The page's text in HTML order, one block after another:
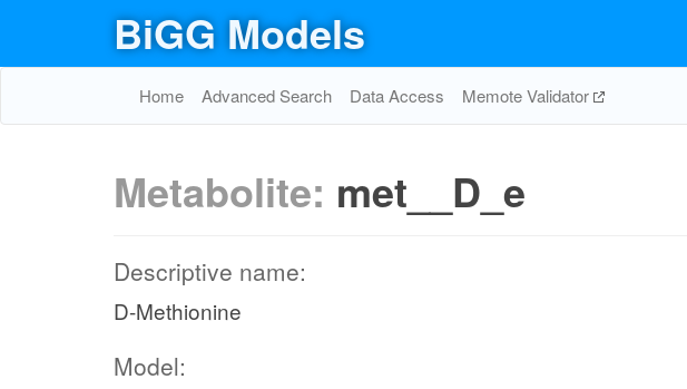
BiGG Models
Home Advanced Search Data Access Memote Validator
Metabolite: met__D_e
Descriptive name:
D-Methionine
Model: